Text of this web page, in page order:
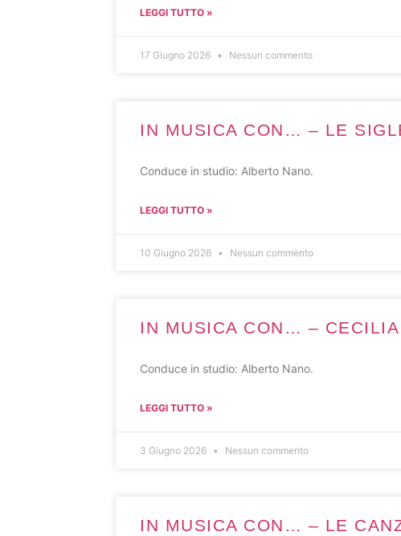
LEGGI TUTTO »
17 Giugno 2026 Nessun commento
IN MUSICA CON… – LE
Conduce in studio: Alberto Nano.
LEGGI TUTTO »
10 Giugno 2026 Nessun commento
IN MUSICA CON… –
Conduce in studio: Alberto Nano.
LEGGI TUTTO »
3 Giugno 2026 Nessun commento
IN MUSICA CON… – LE